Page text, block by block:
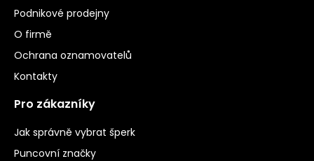
Podnikové prodejny
O firmě
Ochrana oznamovatelů
Kontakty
Pro zákazníky
Jak správně vybrat šperk
Puncovní značky